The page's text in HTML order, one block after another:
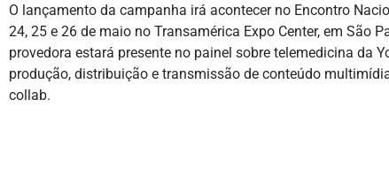
O lançamento da campanha irá acontecer no Encontro
24, 25 e 26 de maio no Transamérica Expo Center, em São
provedora estará presente no painel sobre telemedicina da
produção, distribuição e transmissão de conteúdo
collab.